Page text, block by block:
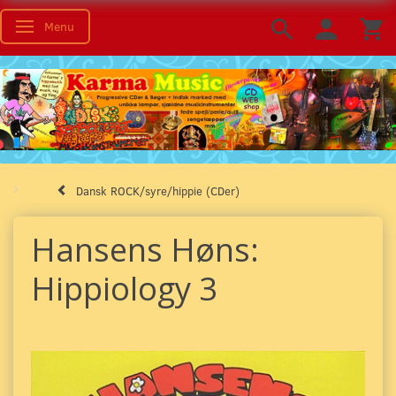
Skifte navigation
Menu
Dansk ROCK/syre/hippie (CDer)
Hansens Høns:
Hippiology 3